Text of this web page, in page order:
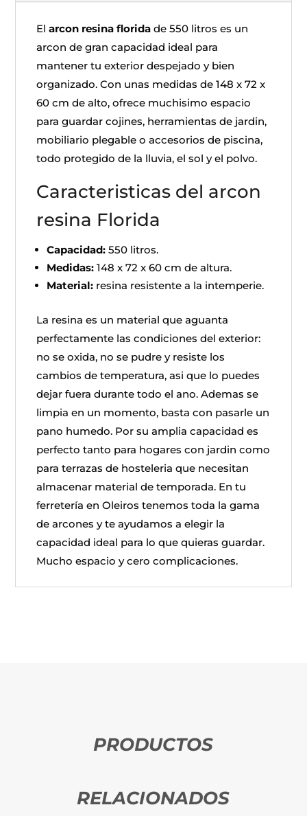
Elarcon resina florida de 550 litros es un
arcon de gran capacidad ideal para
mantener tu exterior despejado y bien
organizado. Con unas medidas de 148 x 72 x
60 cm de alto, ofrece muchisimo espacio
para guardar cojines, herramientas de jardin,
mobiliario plegable o accesorios de piscina,
todo protegido de la lluvia, el sol y el polvo.
Caracteristicas del arcon
resina Florida
Capacidad: 550 litros.
Medidas: 148 x 72 x 60 cm de altura.
Material: resina resistente a la intemperie.
La resina es un material que aguanta
perfectamente las condiciones del exterior:
no se oxida, no se pudre y resiste los
cambios de temperatura, asi que lo puedes
dejar fuera durante todo el ano. Ademas se
limpia en un momento, basta con pasarle un
pano humedo. Por su amplia capacidad es
perfecto tanto para hogares con jardin como
para terrazas de hosteleria que necesitan
almacenar material de temporada. En tu
ferretería en Oleiros tenemos toda la gama
de arcones y te ayudamos a elegir la
capacidad ideal para lo que quieras guardar.
Mucho espacio y cero complicaciones.
PRODUCTOS
RELACIONADOS